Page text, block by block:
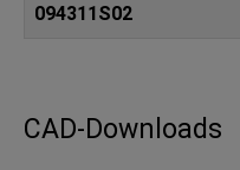
094311S02
CAD-Downloads